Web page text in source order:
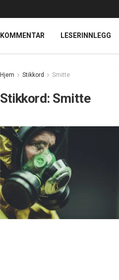
KOMMENTAR LESERINNLEGG
Hjem Stikkord Smitte
Stikkord: Smitte